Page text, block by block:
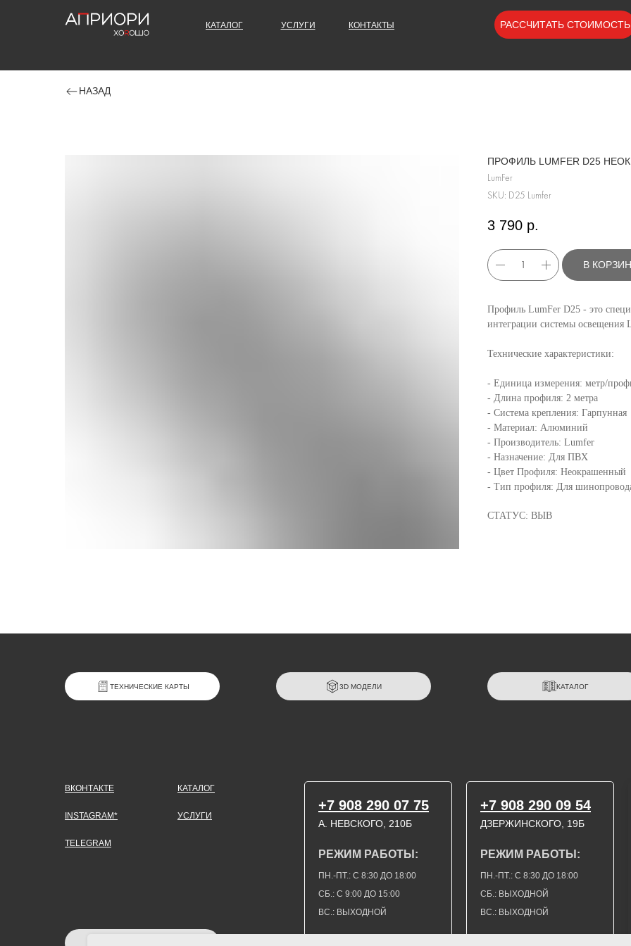
КОНТАКТЫ
УСЛУГИ
КАТАЛОГ РАССЧИТАТЬ СТОИМОСТЬ
НАЗАД
ПРОФИЛЬ LUMFER D25
LumFer
SKU: D25 Lumfer
3 790 р.
В
Профиль LumFer D25 - это
интеграции системы освещения
Технические характеристики:
- Единица измерения: метр/
- Длина профиля: 2 метра
- Система крепления: Гарпунная
- Материал: Алюминий
- Производитель: Lumfer
- Назначение: Для ПВХ
- Цвет Профиля: Неокрашенный
- Тип профиля: Для
СТАТУС: ВЫВ
КАТАЛОГ
3D МОДЕЛИ
ТЕХНИЧЕСКИЕ КАРТЫ
TELEGRAM
INSTAGRAM*
ВКОНТАКТЕ
ДЗЕРЖИНСКОГО, 19Б
ВС.: ВЫХОДНОЙ
СБ.: С 9:00 ДО 15:00
ПН.-ПТ.: С 8:30 ДО 18:00
А. НЕВСКОГО, 210Б
УСЛУГИ
+7 908 290 09 54
РЕЖИМ РАБОТЫ:
ВС.: ВЫХОДНОЙ
СБ.: ВЫХОДНОЙ
ПН.-ПТ.: С 8:30 ДО 18:00
РЕЖИМ РАБОТЫ:
+7 908 290 07 75
КАТАЛОГ